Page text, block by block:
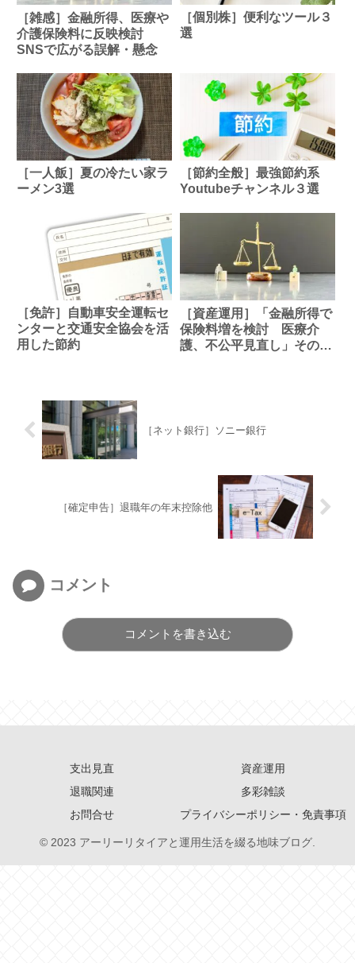
［雑感］金融所得、医療や
介護保険料に反映検討
SNSで広がる誤解・懸念
［個別株］便利なツール３
選
［一人飯］夏の冷たい家ラ
ーメン3選
［節約全般］最強節約系
Youtubeチャンネル３選
［免許］自動車安全運転セ
ンターと交通安全協会を活
用した節約
［資産運用］「金融所得で
保険料増を検討 医療介
護、不公平見直し」その先
［ネット銀行］ソニー銀行
［確定申告］退職年の年末控除他
コメント
コメントを書き込む
支出見直
資産運用
退職関連
多彩雑談
お問合せ
プライバシーポリシー・免責事項
© 2023 アーリーリタイアと運用生活を綴る地味ブログ.